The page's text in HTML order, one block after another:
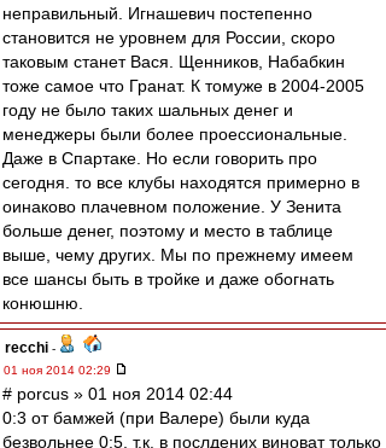
неправильный. Игнашевич постепенно
становится не уровнем для России, скоро
таковым станет Вася. Щенников, Набабкин
тоже самое что Гранат. К томуже в 2004-2005
году не было таких шальных денег и
менеджеры были более проессиональные.
Даже в Спартаке. Но если говорить про
сегодня. то все клубы находятся примерно в
оинаково плачевном положение. У Зенита
больше денег, поэтому и место в таблице
выше, чему других. Мы по прежнему имеем
все шансы быть в тройке и даже обогнать
конюшню.
recchi -
01 ноя 2014 02:29
# porcus » 01 ноя 2014 02:44
0:3 от бамжей (при Валере) были куда
безвольнее 0:5, т.к. в послдених виноват только